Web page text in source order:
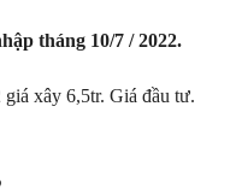
tháng 10/7 / 2022.
xây 6,5tr. Giá đầu tư.